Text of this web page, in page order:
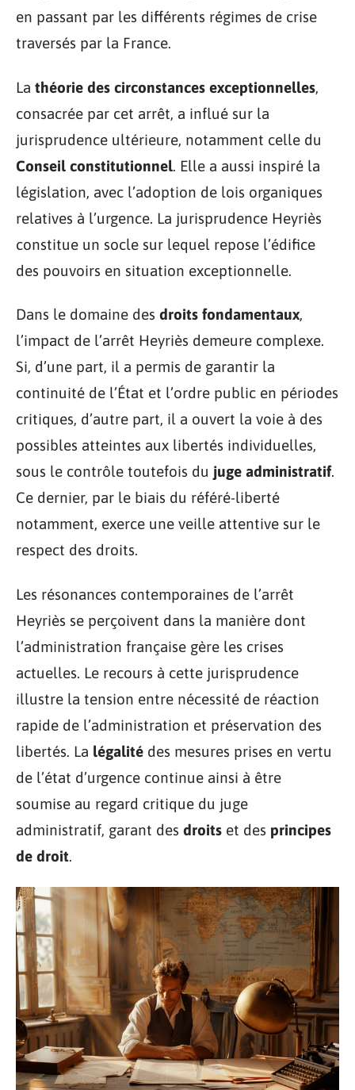
en passant par les différents régimes de crise
traversés par la France.
La théorie des circonstances exceptionnelles,
consacrée par cet arrêt, a influé sur la
jurisprudence ultérieure, notamment celle du
Conseil constitutionnel. Elle a aussi inspiré la
législation, avec l’adoption de lois organiques
relatives à l’urgence. La jurisprudence Heyriès
constitue un socle sur lequel repose l’édifice
des pouvoirs en situation exceptionnelle.
Dans le domaine des droits fondamentaux,
l’impact de l’arrêt Heyriès demeure complexe.
Si, d’une part, il a permis de garantir la
continuité de l’État et l’ordre public en périodes
critiques, d’autre part, il a ouvert la voie à des
possibles atteintes aux libertés individuelles,
sous le contrôle toutefois du juge administratif.
Ce dernier, par le biais du référé-liberté
notamment, exerce une veille attentive sur le
respect des droits.
Les résonances contemporaines de l’arrêt
Heyriès se perçoivent dans la manière dont
l’administration française gère les crises
actuelles. Le recours à cette jurisprudence
illustre la tension entre nécessité de réaction
rapide de l’administration et préservation des
libertés. La légalité des mesures prises en vertu
de l’état d’urgence continue ainsi à être
soumise au regard critique du juge
administratif, garant des droits et des principes
de droit.